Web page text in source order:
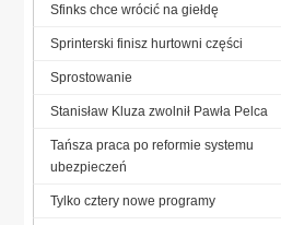
Sfinks chce wrócić na giełdę
Sprinterski finisz hurtowni części
Sprostowanie
Stanisław Kluza zwolnił Pawła Pelca
Tańsza praca po reformie systemu
ubezpieczeń
Tylko cztery nowe programy